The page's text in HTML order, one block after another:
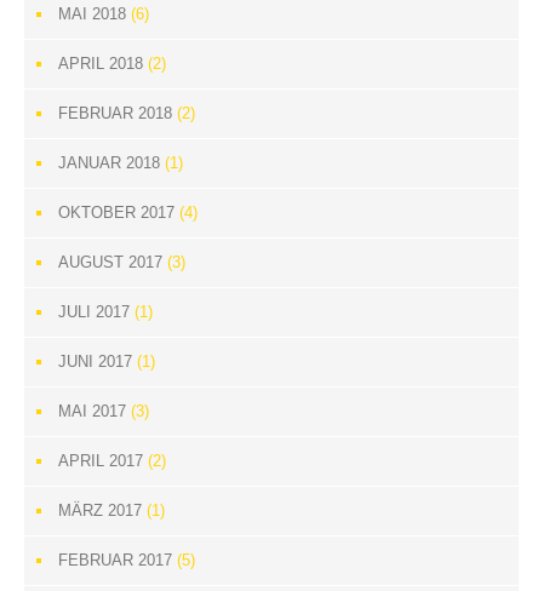
MAI 2018 (6)
APRIL 2018 (2)
FEBRUAR 2018 (2)
JANUAR 2018 (1)
OKTOBER 2017 (4)
AUGUST 2017 (3)
JULI 2017 (1)
JUNI 2017 (1)
MAI 2017 (3)
APRIL 2017 (2)
MÄRZ 2017 (1)
FEBRUAR 2017 (5)